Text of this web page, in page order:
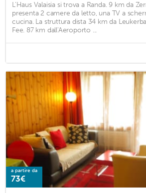
L'Haus Valaisia si trova a Randa. 9 km da
presenta 2 camere da letto, una TV a
cucina. La struttura dista 34 km da
Fee. 87 km dall'Aeroporto ...
a partire da
73€